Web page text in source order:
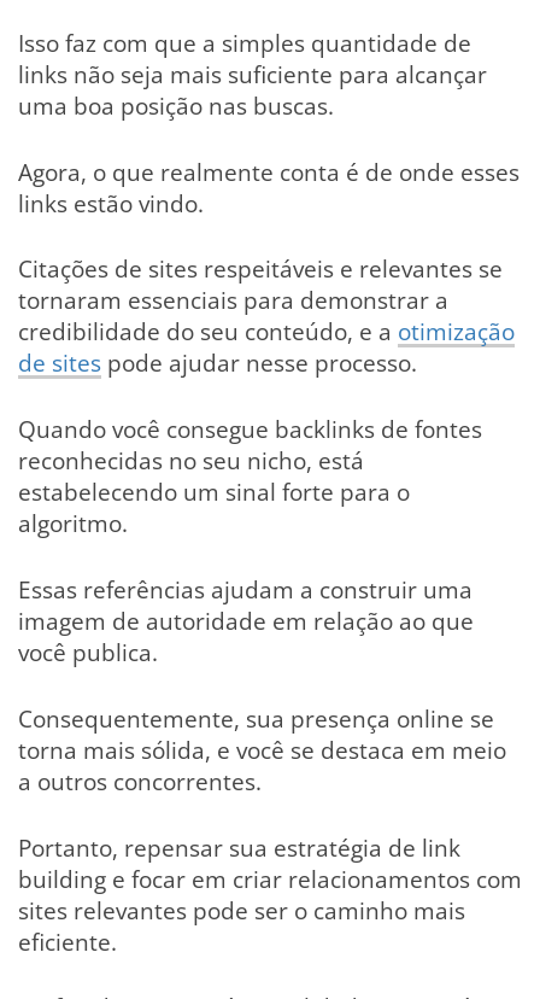
Isso faz com que a simples quantidade de
links não seja mais suficiente para alcançar
uma boa posição nas buscas.
Agora, o que realmente conta é de onde esses
links estão vindo.
Citações de sites respeitáveis e relevantes se
tornaram essenciais para demonstrar a
credibilidade do seu conteúdo, e a otimização
de sites pode ajudar nesse processo.
Quando você consegue backlinks de fontes
reconhecidas no seu nicho, está
estabelecendo um sinal forte para o
algoritmo.
Essas referências ajudam a construir uma
imagem de autoridade em relação ao que
você publica.
Consequentemente, sua presença online se
torna mais sólida, e você se destaca em meio
a outros concorrentes.
Portanto, repensar sua estratégia de link
building e focar em criar relacionamentos com
sites relevantes pode ser o caminho mais
eficiente.